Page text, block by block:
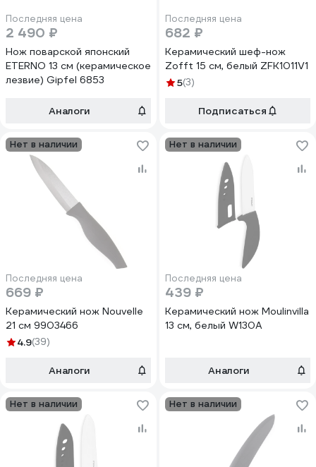
Последняя цена
2 490 ₽
Нож поварской японский
ETERNO 13 см (керамическое
лезвие) Gipfel 6853
Аналоги
Последняя цена
682 ₽
Керамический шеф-нож
Zofft 15 см, белый ZFK1011V1
5(3)
Подписаться
Нет в наличии
Последняя цена
669 ₽
Керамический нож Nouvelle
21 см 9903466
4.9(39)
Аналоги
Нет в наличии
Последняя цена
439 ₽
Керамический нож Moulinvilla
13 см, белый W130A
Аналоги
Нет в наличии Нет в наличии